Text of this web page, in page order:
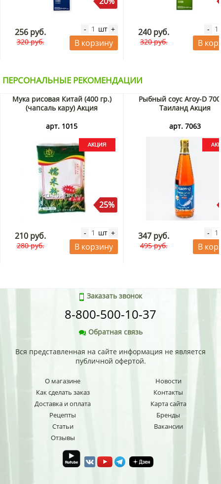
256 руб.
320 руб.
- шт +
В корзину
240 руб.
320 руб.
-
В
ПЕРСОНАЛЬНЫЕ РЕКОМЕНДАЦИИ
Мука рисовая Китай (400 гр.)
(чапсаль кару) Акция
арт. 1015
25%
210 руб.
280 руб.
- шт +
В корзину
Рыбный соус Aroy-D
Таиланд Акция
арт. 7063
347 руб.
495 руб.
-
В
Заказать звонок
8-800-500-10-37
Обратная связь
Вся представленная на сайте информация не является
публичной офертой.
О магазине
Как сделать заказ
Доставка и оплата
Рецепты
Статьи
Отзывы
Новости
Контакты
Карта сайта
Бренды
Вакансии